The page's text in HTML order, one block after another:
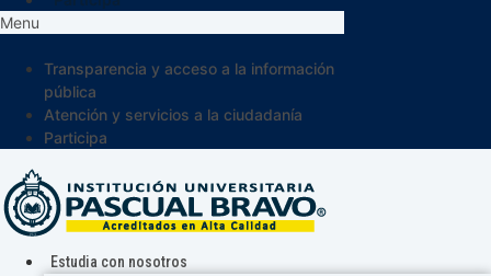
Menu
Transparencia y acceso a la información
pública
Atención y servicios a la ciudadanía
Participa
Estudia con nosotros